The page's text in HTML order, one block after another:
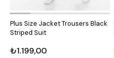
Plus Size Jacket Trousers Black
Striped Suit
₺1.199,00